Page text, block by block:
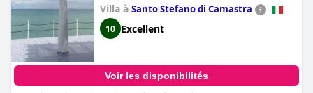
Villa à Santo Stefano di Camastra
10 Excellent
Voir les disponibilités